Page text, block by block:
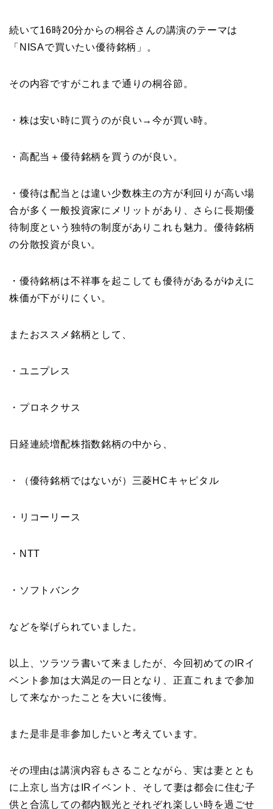
続いて16時20分からの桐谷さんの講演のテーマは
「NISAで買いたい優待銘柄」。
その内容ですがこれまで通りの桐谷節。
・株は安い時に買うのが良い→今が買い時。
・高配当＋優待銘柄を買うのが良い。
・優待は配当とは違い少数株主の方が利回りが高い場
合が多く一般投資家にメリットがあり、さらに長期優
待制度という独特の制度がありこれも魅力。優待銘柄
の分散投資が良い。
・優待銘柄は不祥事を起こしても優待があるがゆえに
株価が下がりにくい。
またおススメ銘柄として、
・ユニプレス
・プロネクサス
日経連続増配株指数銘柄の中から、
・（優待銘柄ではないが）三菱HCキャピタル
・リコーリース
・NTT
・ソフトバンク
などを挙げられていました。
以上、ツラツラ書いて来ましたが、今回初めてのIRイ
ベント参加は大満足の一日となり、正直これまで参加
して来なかったことを大いに後悔。
また是非是非参加したいと考えています。
その理由は講演内容もさることながら、実は妻ととも
に上京し当方はIRイベント、そして妻は都会に住む子
供と合流しての都内観光とそれぞれ楽しい時を過ごせ